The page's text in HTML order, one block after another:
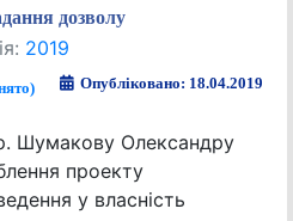
дозволу
2019
Опубліковано: 18.04.2019
Шумакову Олександру
проекту
у власність